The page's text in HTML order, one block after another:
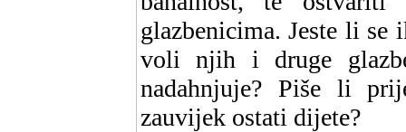
glazbenicima. Jeste li se
voli njih i druge
nadahnjuje? Piše li
zauvijek ostati dijete?